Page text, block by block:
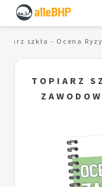
szkła - Ocena
TOPIARZ